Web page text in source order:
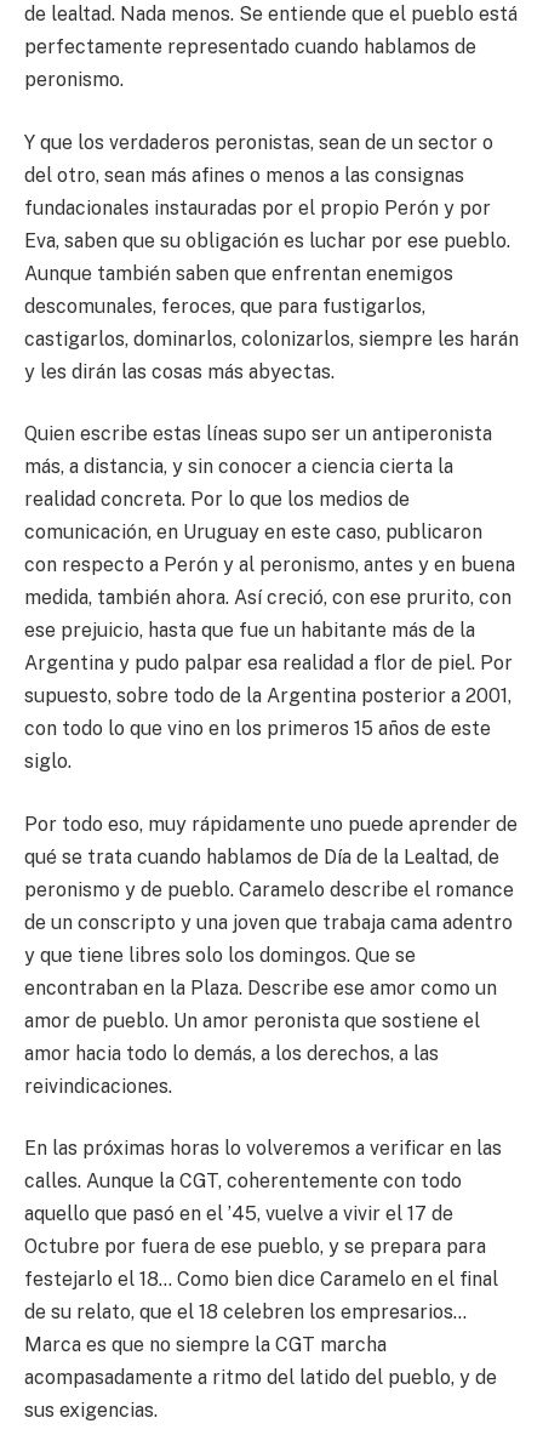
de lealtad. Nada menos. Se entiende que el pueblo está
perfectamente representado cuando hablamos de
peronismo.
Y que los verdaderos peronistas, sean de un sector o
del otro, sean más afines o menos a las consignas
fundacionales instauradas por el propio Perón y por
Eva, saben que su obligación es luchar por ese pueblo.
Aunque también saben que enfrentan enemigos
descomunales, feroces, que para fustigarlos,
castigarlos, dominarlos, colonizarlos, siempre les harán
y les dirán las cosas más abyectas.
Quien escribe estas líneas supo ser un antiperonista
más, a distancia, y sin conocer a ciencia cierta la
realidad concreta. Por lo que los medios de
comunicación, en Uruguay en este caso, publicaron
con respecto a Perón y al peronismo, antes y en buena
medida, también ahora. Así creció, con ese prurito, con
ese prejuicio, hasta que fue un habitante más de la
Argentina y pudo palpar esa realidad a flor de piel. Por
supuesto, sobre todo de la Argentina posterior a 2001,
con todo lo que vino en los primeros 15 años de este
siglo.
Por todo eso, muy rápidamente uno puede aprender de
qué se trata cuando hablamos de Día de la Lealtad, de
peronismo y de pueblo. Caramelo describe el romance
de un conscripto y una joven que trabaja cama adentro
y que tiene libres solo los domingos. Que se
encontraban en la Plaza. Describe ese amor como un
amor de pueblo. Un amor peronista que sostiene el
amor hacia todo lo demás, a los derechos, a las
reivindicaciones.
En las próximas horas lo volveremos a verificar en las
calles. Aunque la CGT, coherentemente con todo
aquello que pasó en el ’45, vuelve a vivir el 17 de
Octubre por fuera de ese pueblo, y se prepara para
festejarlo el 18… Como bien dice Caramelo en el final
de su relato, que el 18 celebren los empresarios…
Marca es que no siempre la CGT marcha
acompasadamente a ritmo del latido del pueblo, y de
sus exigencias.